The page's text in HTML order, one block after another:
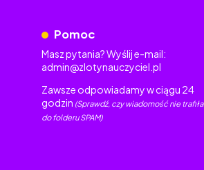
Pomoc
Masz pytania? Wyślij e-mail:
admin@zlotynauczyciel.pl
Zawsze odpowiadamy w ciągu 24
godzin (Sprawdź, czy wiadomość nie trafiła
do folderu SPAM)